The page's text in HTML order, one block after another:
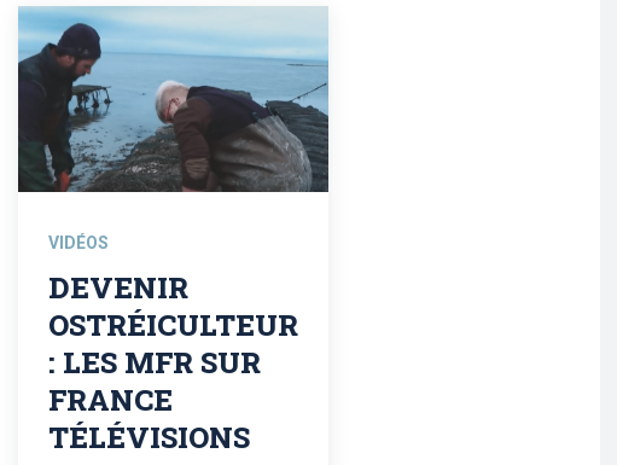
VIDÉOS
DEVENIR
OSTRÉICULTEUR
: LES MFR SUR
FRANCE
TÉLÉVISIONS